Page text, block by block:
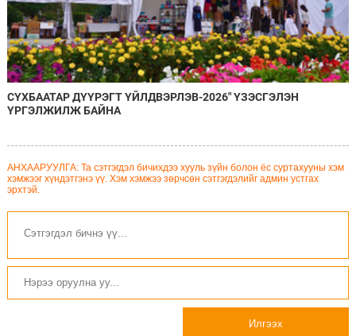
СҮХБААТАР ДҮҮРЭГТ ҮЙЛДВЭРЛЭВ-2026" ҮЗЭСГЭЛЭН
ҮРГЭЛЖИЛЖ БАЙНА
АНХААРУУЛГА: Та сэтгэгдэл бичихдээ хууль зүйн болон ёс суртахууны хэм
хэмжээг хүндэтгэнэ үү. Хэм хэмжээ зөрчсөн сэтгэгдэлийг админ устгах
эрхтэй.
Илгээх